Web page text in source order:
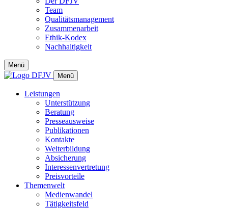
Team
Qualitätsmanagement
Zusammenarbeit
Ethik-Kodex
Nachhaltigkeit
Menü
Menü
Leistungen
Unterstützung
Beratung
Presseausweise
Publikationen
Kontakte
Weiterbildung
Absicherung
Interessenvertretung
Preisvorteile
Themenwelt
Medienwandel
Tätigkeitsfeld